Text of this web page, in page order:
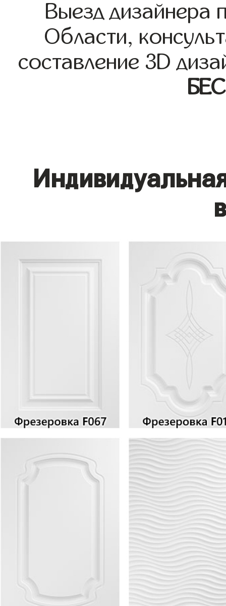
Выезд дизайнера
Области,
составление 3D